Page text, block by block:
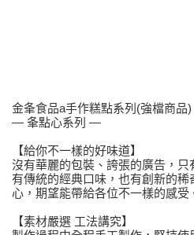
金夆食品a手作糕點系列(強檔商品)
— 夆點心系列 —
【給你不一樣的好味道】
沒有華麗的包裝、誇張的廣告，只
有傳統的經典口味，也有創新的稀
心，期望能帶給各位不一樣的感受
【素材嚴選 工法講究】